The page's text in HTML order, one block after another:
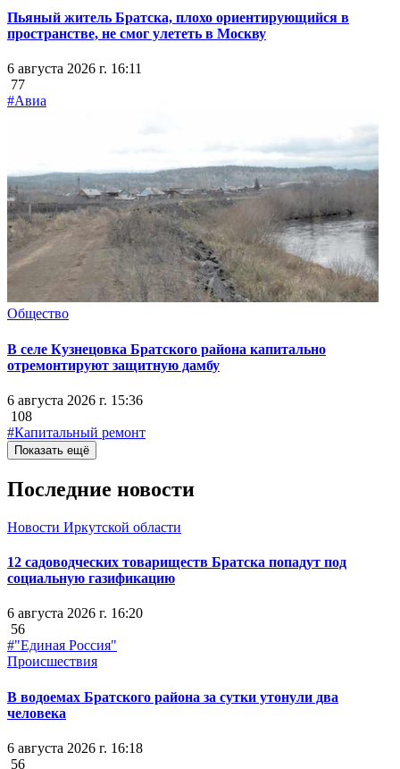
Пьяный житель Братска, плохо ориентирующийся в
пространстве, не смог улететь в Москву
6 августа 2026 г. 16:11
77
#Авиа
Общество
В селе Кузнецовка Братского района капитально
отремонтируют защитную дамбу
6 августа 2026 г. 15:36
108
#Капитальный ремонт
Показать ещё
Последние новости
Новости Иркутской области
12 садоводческих товариществ Братска попадут под
социальную газификацию
6 августа 2026 г. 16:20
56
#"Единая Россия"
Происшествия
В водоемах Братского района за сутки утонули два
человека
6 августа 2026 г. 16:18
56